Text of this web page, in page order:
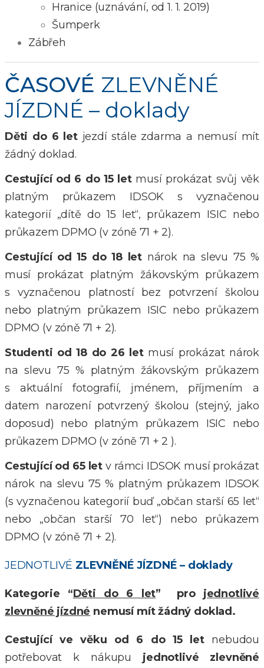
Hranice (uznávání, od 1. 1. 2019)
Šumperk
Zábřeh
ČASOVÉ ZLEVNĚNÉ
JÍZDNÉ – doklady
Děti do 6 let jezdí stále zdarma a nemusí mít
žádný doklad.
Cestující od 6 do 15 letmusí prokázat svůj věk
platným průkazem IDSOK s vyznačenou
kategorií „dítě do 15 let“, průkazem ISIC nebo
průkazem DPMO (v zóně 71 + 2).
Cestující od 15 do 18 let nárok na slevu 75 %
musí prokázat platným žákovským průkazem
s vyznačenou platností bez potvrzení školou
nebo platným průkazem ISIC nebo průkazem
DPMO (v zóně 71 + 2).
Studenti od 18 do 26 let musí prokázat nárok
na slevu 75 % platným žákovským průkazem
s aktuální fotografií, jménem, příjmením a
datem narození potvrzený školou (stejný, jako
doposud) nebo platným průkazem ISIC nebo
průkazem DPMO (v zóně 71 + 2 ).
Cestující od 65 letv rámci IDSOK musí prokázat
nárok na slevu 75 % platným průkazem IDSOK
(s vyznačenou kategorií buď „občan starší 65 let“
nebo „občan starší 70 let“) nebo průkazem
DPMO (v zóně 71 + 2).
JEDNOTLIVÉ ZLEVNĚNÉ JÍZDNÉ – doklady
Kategorie “Děti do 6 let” pro jednotlivé
zlevněné jízdné nemusí mít žádný doklad.
Cestující ve věku od 6 do 15 let nebudou
potřebovat k nákupu jednotlivé zlevněné